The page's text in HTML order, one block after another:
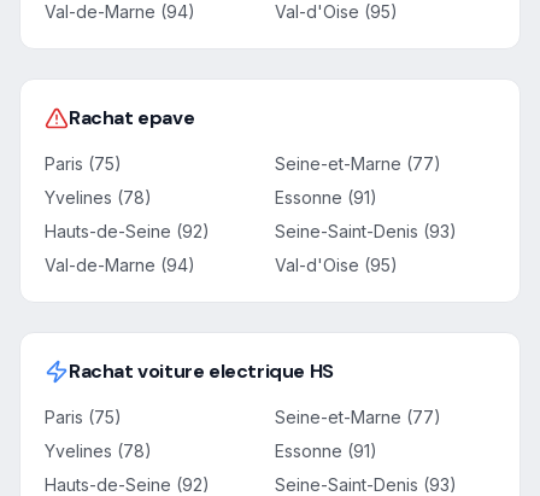
Val-de-Marne (94)
Val-d'Oise (95)
Rachat epave
Paris (75)
Seine-et-Marne (77)
Yvelines (78)
Essonne (91)
Hauts-de-Seine (92)
Seine-Saint-Denis (93)
Val-de-Marne (94)
Val-d'Oise (95)
Rachat voiture electrique HS
Paris (75)
Seine-et-Marne (77)
Yvelines (78)
Essonne (91)
Hauts-de-Seine (92)
Seine-Saint-Denis (93)